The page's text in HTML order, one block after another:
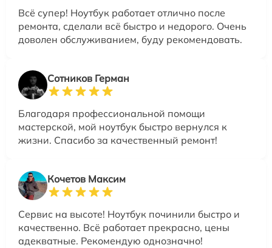
Всё супер! Ноутбук работает отлично после
ремонта, сделали всё быстро и недорого. Очень
доволен обслуживанием, буду рекомендовать.
Сотников Герман
Благодаря профессиональной помощи
мастерской, мой ноутбук быстро вернулся к
жизни. Спасибо за качественный ремонт!
Кочетов Максим
Сервис на высоте! Ноутбук починили быстро и
качественно. Всё работает прекрасно, цены
адекватные. Рекомендую однозначно!